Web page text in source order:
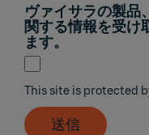
ヴァイサラの製品
関する情報を受け
ます。
This site is protected
送信